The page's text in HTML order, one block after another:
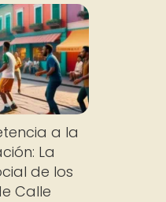
a la
La
de los
Calle